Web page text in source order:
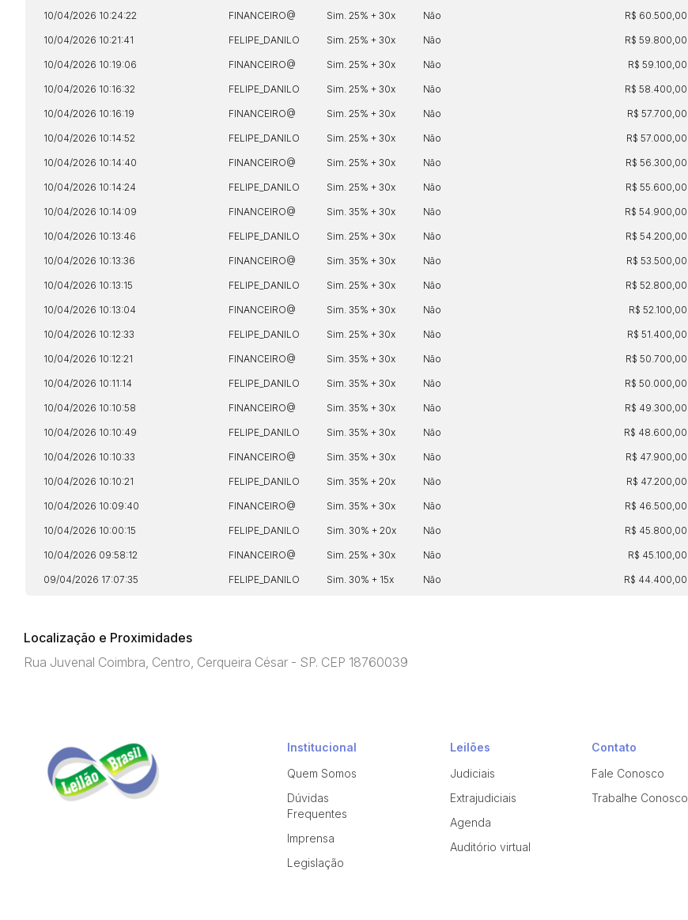
10/04/2026 10:24:22 FINANCEIRO@ Sim. 25% + 30x Não R$ 60.500,00
10/04/2026 10:21:41 FELIPE_DANILO Sim. 25% + 30x Não R$ 59.800,00
10/04/2026 10:19:06 FINANCEIRO@ Sim. 25% + 30x Não R$ 59.100,00
10/04/2026 10:16:32 FELIPE_DANILO Sim. 25% + 30x Não R$ 58.400,00
10/04/2026 10:16:19 FINANCEIRO@ Sim. 25% + 30x Não R$ 57.700,00
10/04/2026 10:14:52 FELIPE_DANILO Sim. 25% + 30x Não R$ 57.000,00
10/04/2026 10:14:40 FINANCEIRO@ Sim. 25% + 30x Não R$ 56.300,00
10/04/2026 10:14:24 FELIPE_DANILO Sim. 25% + 30x Não R$ 55.600,00
10/04/2026 10:14:09 FINANCEIRO@ Sim. 35% + 30x Não R$ 54.900,00
10/04/2026 10:13:46 FELIPE_DANILO Sim. 25% + 30x Não R$ 54.200,00
10/04/2026 10:13:36 FINANCEIRO@ Sim. 35% + 30x Não R$ 53.500,00
10/04/2026 10:13:15 FELIPE_DANILO Sim. 25% + 30x Não R$ 52.800,00
10/04/2026 10:13:04 FINANCEIRO@ Sim. 35% + 30x Não R$ 52.100,00
10/04/2026 10:12:33 FELIPE_DANILO Sim. 25% + 30x Não R$ 51.400,00
10/04/2026 10:12:21 FINANCEIRO@ Sim. 35% + 30x Não R$ 50.700,00
10/04/2026 10:11:14 FELIPE_DANILO Sim. 35% + 30x Não R$ 50.000,00
10/04/2026 10:10:58 FINANCEIRO@ Sim. 35% + 30x Não R$ 49.300,00
10/04/2026 10:10:49 FELIPE_DANILO Sim. 35% + 30x Não R$ 48.600,00
10/04/2026 10:10:33 FINANCEIRO@ Sim. 35% + 30x Não R$ 47.900,00
10/04/2026 10:10:21 FELIPE_DANILO Sim. 35% + 20x Não R$ 47.200,00
10/04/2026 10:09:40 FINANCEIRO@ Sim. 35% + 30x Não R$ 46.500,00
10/04/2026 10:00:15 FELIPE_DANILO Sim. 30% + 20x Não R$ 45.800,00
10/04/2026 09:58:12 FINANCEIRO@ Sim. 25% + 30x Não R$ 45.100,00
09/04/2026 17:07:35 FELIPE_DANILO Sim. 30% + 15x Não R$ 44.400,00
Localização e Proximidades
Rua Juvenal Coimbra, Centro, Cerqueira César - SP. CEP 18760039
Institucional
Quem Somos
Dúvidas
Frequentes
Imprensa
Legislação
Leilões
Judiciais
Extrajudiciais
Agenda
Auditório virtual
Contato
Fale Conosco
Trabalhe Conosco